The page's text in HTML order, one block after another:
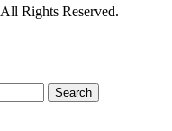
Rights Reserved.
Search